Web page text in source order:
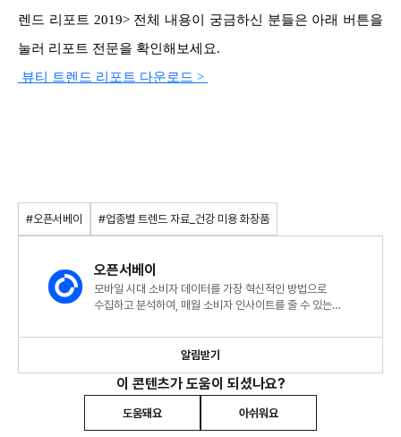
렌드 리포트 2019> 전체 내용이 궁금하신 분들은 아래 버튼을
눌러 리포트 전문을 확인해보세요.
뷰티 트렌드 리포트 다운로드 >
#오픈서베이 #업종별 트렌드 자료_건강 미용 화장품
오픈서베이
모바일 시대 소비자 데이터를 가장 혁신적인 방법으로
수집하고 분석하여, 매월 소비자 인사이트를 줄 수 있는
알림받기
이 콘텐츠가 도움이 되셨나요?
도움돼요 아쉬워요